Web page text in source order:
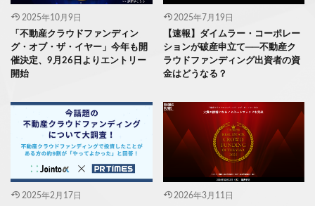
2025年10月9日
「不動産クラウドファンディン
グ・オブ・ザ・イヤー」今年も開
催決定、9月26日よりエントリー
開始
2025年7月19日
【速報】ダイムラー・コーポレー
ションが破産申立て──不動産ク
ラウドファンディング出資者の資
金はどうなる？
2025年2月17日 2026年3月11日